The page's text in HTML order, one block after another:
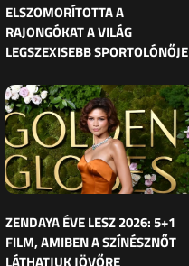
ELSZOMORÍTOTTA A
RAJONGÓKAT A VILÁG
LEGSZEXISEBB SPORTOLÓNŐJE
ZENDAYA ÉVE LESZ 2026: 5+1
FILM, AMIBEN A SZÍNÉSZNŐT
LÁTHATJUK JÖVŐRE